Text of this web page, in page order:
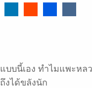
แบบนี้เอง ทำไมแพะหล
ถึงได้ขลังนัก